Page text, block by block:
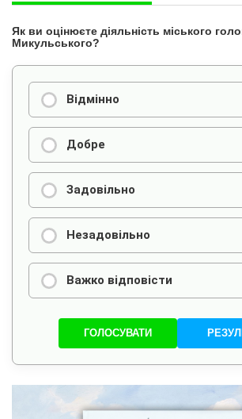
Як ви оцінюєте діяльність міського
Микульського?
Відмінно
Добре
Задовільно
Незадовільно
Важко відповісти
ГОЛОСУВАТИ